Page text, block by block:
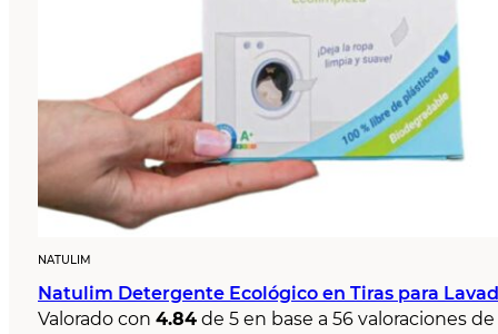
NATULIM
Natulim Detergente Ecológico en Tiras para
Valorado con 4.84 de 5 en base a 56 valoraciones